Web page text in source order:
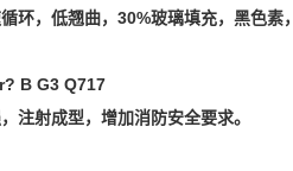
环，低翘曲，30%玻璃填充，黑色素
B G3 Q717
注射成型，增加消防安全要求。